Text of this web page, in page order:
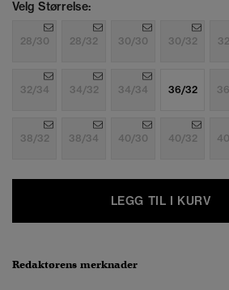
Velg Størrelse:
28/30 28/32 30/30 30/32
32/34 34/32 34/34 36/32
38/32 38/34 40/30 40/32
LEGG TIL I KURV
Redaktørens merknader